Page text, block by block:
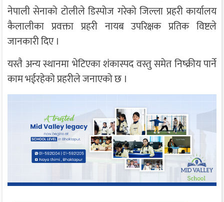
नेपाली सेनाको टोलीले डिस्पोज गरेको जिल्ला प्रहरी कार्यालय
कैलालीका प्रवक्ता प्रहरी नायब उपरिक्षक प्रतिक विष्टले
जानकारी दिए ।
यस्तै अन्य स्थानमा भेटिएका शंकास्पद वस्तु समेत निष्क्रीय पार्ने
काम भईरहेको प्रहरीले जनाएको छ ।